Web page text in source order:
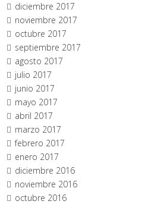
diciembre 2017
noviembre 2017
octubre 2017
septiembre 2017
agosto 2017
julio 2017
junio 2017
mayo 2017
abril 2017
marzo 2017
febrero 2017
enero 2017
diciembre 2016
noviembre 2016
octubre 2016